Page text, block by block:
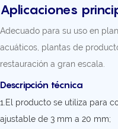
Aplicaciones
Adecuado para su uso en
acuáticos, plantas de
restauración a gran escala.
Descripción técnica
1.El producto se utiliza para
ajustable de 3 mm a 20 mm;